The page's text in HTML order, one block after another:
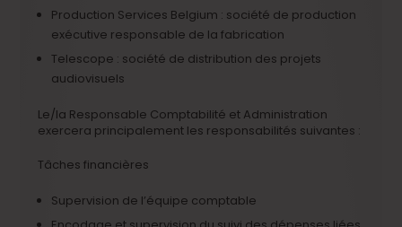
Production Services Belgium : société de production
exécutive responsable de la fabrication
Telescope : société de distribution des projets
audiovisuels
Le/la Responsable Comptabilité et Administration
exercera principalement les responsabilités suivantes :
Tâches financières
Supervision de l’équipe comptable